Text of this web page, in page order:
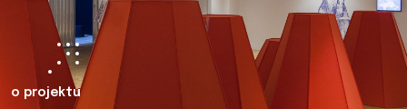
o projektu